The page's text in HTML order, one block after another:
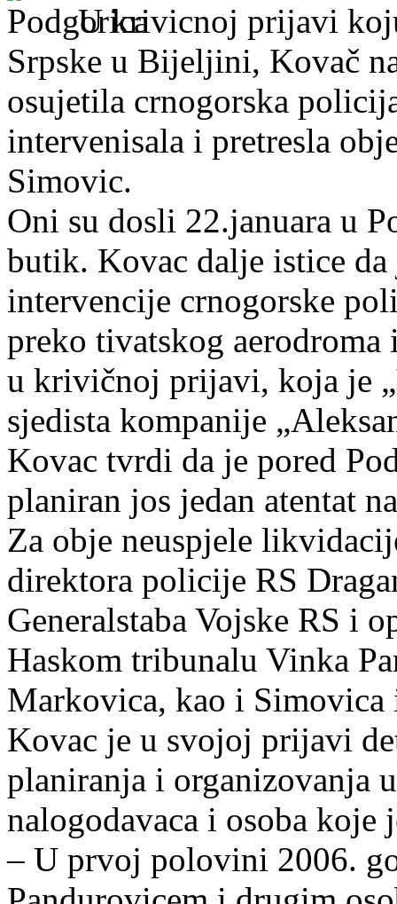
U krivicnoj prijavi
Srpske u Bijeljini, Kovač
osujetila crnogorska
intervenisala i pretresla
Simovic.
Oni su dosli 22.januara u
butik. Kovac dalje istice da
intervencije crnogorske
preko tivatskog
u krivičnoj prijavi, koja je
sjedista kompanije
Kovac tvrdi da je pored
planiran jos jedan atentat
Za obje neuspjele
direktora policije RS
Generalstaba Vojske RS i
Haskom tribunalu Vinka
Markovica, kao i
Kovac je u svojoj prijavi
planiranja i organizovanja
nalogodavaca i osoba
– U prvoj polovini 2006.